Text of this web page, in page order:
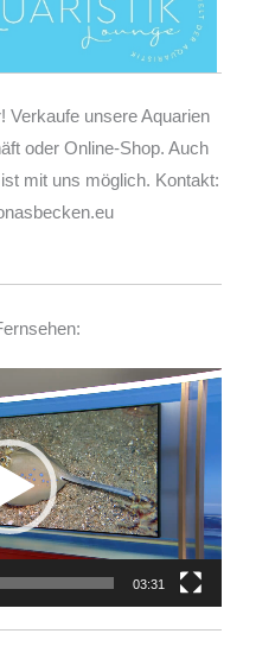
Verkaufe unsere Aquarien
oder Online-Shop. Auch
mit uns möglich. Kontakt:
Player
03:31